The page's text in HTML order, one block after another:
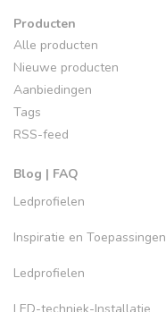
Producten
Alle producten
Nieuwe producten
Aanbiedingen
Tags
RSS-feed
Blog | FAQ
Ledprofielen
Inspiratie en Toepassingen
Ledprofielen